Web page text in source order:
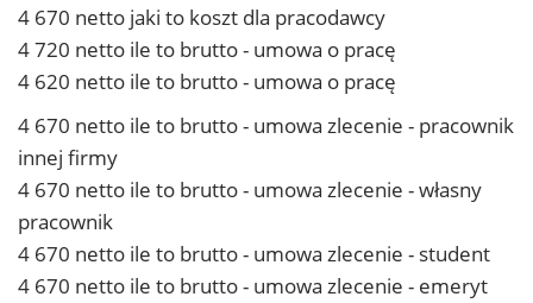
4 670 netto jaki to koszt dla pracodawcy
4 720 netto ile to brutto - umowa o pracę
4 620 netto ile to brutto - umowa o pracę
4 670 netto ile to brutto - umowa zlecenie - pracownik
innej firmy
4 670 netto ile to brutto - umowa zlecenie - własny
pracownik
4 670 netto ile to brutto - umowa zlecenie - student
4 670 netto ile to brutto - umowa zlecenie - emeryt